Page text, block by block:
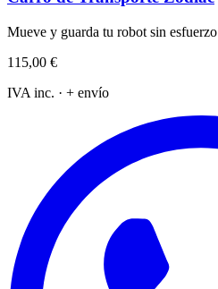
Mueve y guarda tu robot sin esfuerzo
115,00 €
IVA inc. · + envío